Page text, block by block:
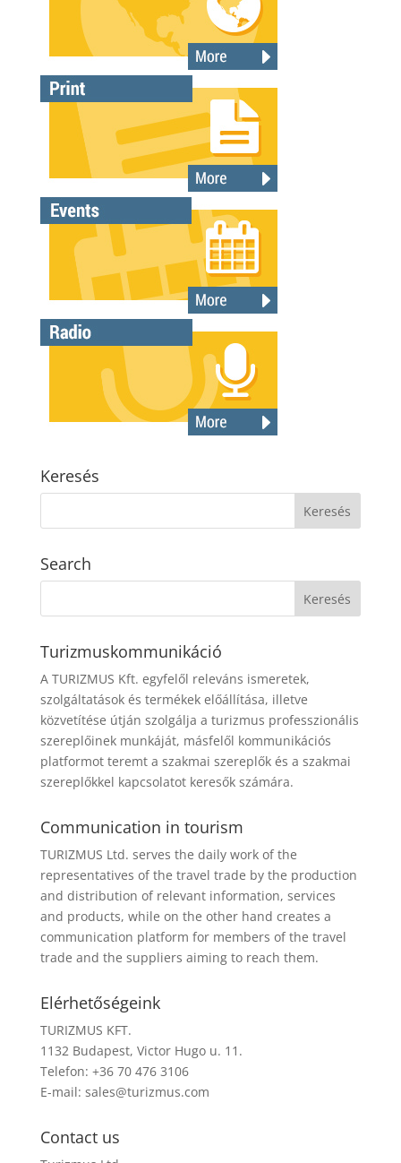
Keresés
Search
Turizmuskommunikáció
A TURIZMUS Kft. egyfelől releváns ismeretek,
szolgáltatások és termékek előállítása, illetve
közvetítése útján szolgálja a turizmus professzionális
szereplőinek munkáját, másfelől kommunikációs
platformot teremt a szakmai szereplők és a szakmai
szereplőkkel kapcsolatot keresők számára.
Communication in tourism
TURIZMUS Ltd. serves the daily work of the
representatives of the travel trade by the production
and distribution of relevant information, services
and products, while on the other hand creates a
communication platform for members of the travel
trade and the suppliers aiming to reach them.
Elérhetőségeink
TURIZMUS KFT.
1132 Budapest, Victor Hugo u. 11.
Telefon: +36 70 476 3106
E-mail: sales@turizmus.com
Contact us